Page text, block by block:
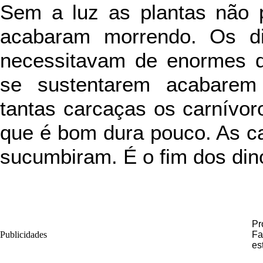
Sem a luz as plantas não
acabaram morrendo. Os
necessitavam de enormes
se sustentarem
tantas carcaças os
que é bom dura pouco. As
sucumbiram. É o fim dos
Publicidades